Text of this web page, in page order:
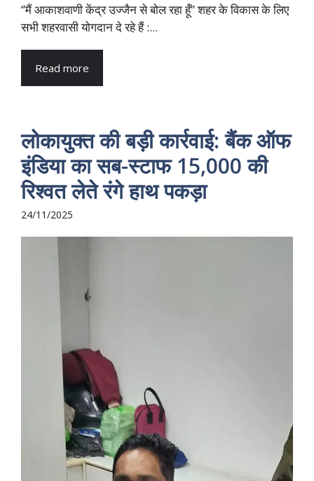
‘’मैं आकाशवाणी केंद्र उज्‍जैन से बोल रहा हूँ’’ शहर के विकास के लिए
सभी शहरवासी योगदान दे रहे हैं :...
Read more
लोकायुक्त की बड़ी कार्रवाई: बैंक ऑफ
इंडिया का सब-स्टाफ 15,000 की
रिश्वत लेते रंगे हाथ पकड़ा
24/11/2025